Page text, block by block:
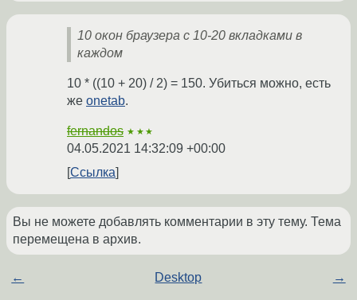
10 окон браузера с 10-20 вкладками в
каждом
10 * ((10 + 20) / 2) = 150. Убиться можно, есть
же onetab.
fernandos ★★★
04.05.2021 14:32:09 +00:00
Ссылка
Вы не можете добавлять комментарии в эту тему. Тема
перемещена в архив.
← Desktop →